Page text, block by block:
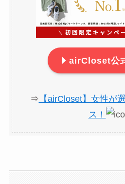
airCloset公
⇒ 【airCloset】女性が
ス！